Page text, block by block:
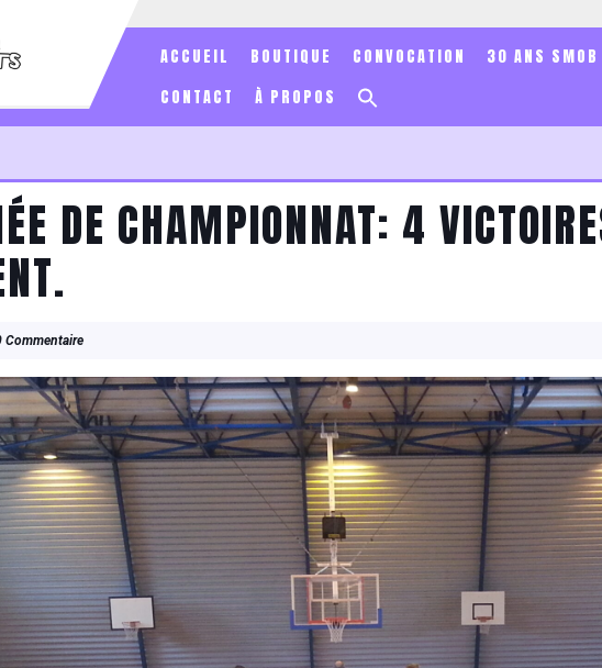
ACCUEIL BOUTIQUE CONVOCATION 30 ANS SMOB
CONTACT
À PROPOS
Search Button
DE CHAMPIONNAT: 4
Commentaire